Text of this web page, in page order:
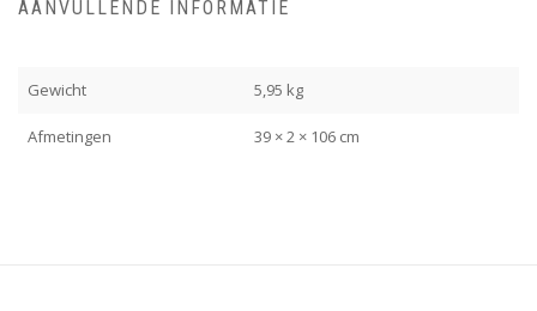
AANVULLENDE INFORMATIE
Gewicht 5,95 kg
Afmetingen 39 × 2 × 106 cm